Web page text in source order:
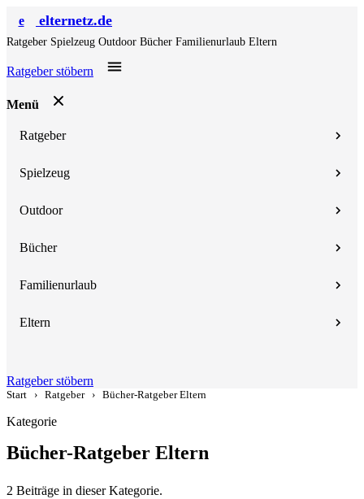
e elternetz.de
Ratgeber Spielzeug Outdoor Bücher Familienurlaub Eltern
Ratgeber stöbern
Menü
Ratgeber
Spielzeug
Outdoor
Bücher
Familienurlaub
Eltern
Ratgeber stöbern
Start › Ratgeber › Bücher-Ratgeber Eltern
Kategorie
Bücher-Ratgeber Eltern
2 Beiträge in dieser Kategorie.